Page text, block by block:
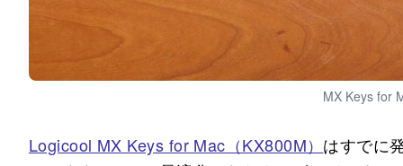
MX Keys for
Logicool MX Keys for Mac（KX800M） はすでに